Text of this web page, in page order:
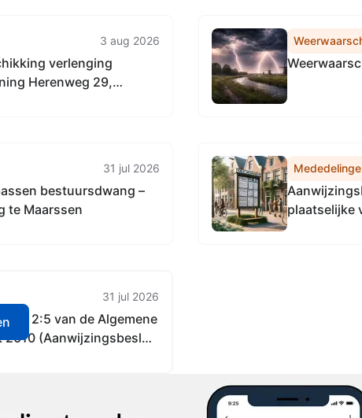
3 aug 2026
verlenging
Herenweg 29,
31 jul 2026
bestuursdwang –
te Maarssen
plaatselijke
31 jul 2026
2:5 van de Algemene
(Aanwijzingsbesluit